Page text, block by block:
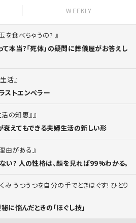
WEEKLY
を食べちゃうの?
本当?「死体」の疑問に葬儀屋がお答えし
活
ストエンペラー
の知恵』
えてもできる夫婦生活の新しい形
由がある
い? 人の性格は、顔を見れば99%わかる。
み うつうつを自分の手でときほぐす! ひとり
に悩んだときの「ほぐし技」